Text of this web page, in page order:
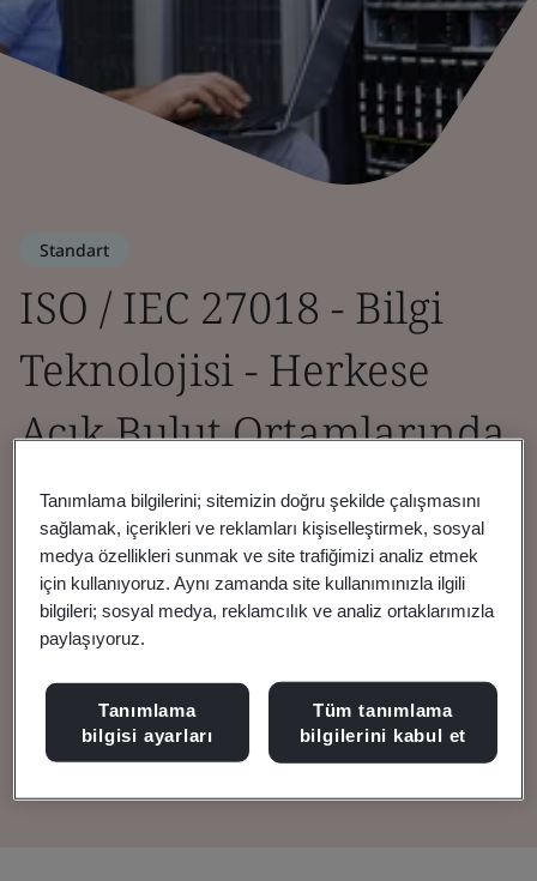
Standart
ISO / IEC 27018 - Bilgi
Teknolojisi - Herkese
Açık Bulut Ortamlarında
Kişisel Olarak
Tanımlanabilir Bilgiler
Bu standart, Bulut Hizmetleri Sağlayıcılarının,
açıkça onay verilen amaçlar için
kullandıklarını göstermelerine yardımcı olur.
Tanımlama bilgilerini; sitemizin doğru şekilde çalışmasını
sağlamak, içerikleri ve reklamları kişiselleştirmek, sosyal
medya özellikleri sunmak ve site trafiğimizi analiz etmek
için kullanıyoruz. Aynı zamanda site kullanımınızla ilgili
bilgileri; sosyal medya, reklamcılık ve analiz ortaklarımızla
paylaşıyoruz.
Tanımlama
bilgisi ayarları
Tüm tanımlama
bilgilerini kabul et